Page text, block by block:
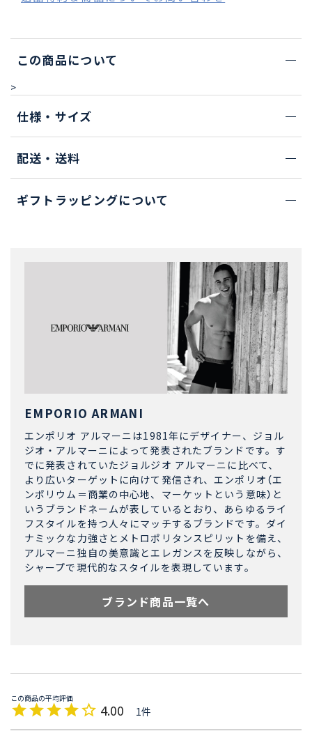
この商品について
>
仕様・サイズ
配送・送料
ギフトラッピングについて
EMPORIO ARMANI
エンポリオ アルマーニは1981年にデザイナー、ジョル
ジオ・アルマーニによって発表されたブランドです。す
でに発表されていたジョルジオ アルマーニに比べて、
より広いターゲットに向けて発信され、エンポリオ（エ
ンポリウム＝商業の中心地、マーケットという意味）と
いうブランドネームが表しているとおり、あらゆるライ
フスタイルを持つ人々にマッチするブランドです。ダイ
ナミックな力強さとメトロポリタンスピリットを備え、
アルマーニ独自の美意識とエレガンスを反映しながら、
シャープで現代的なスタイルを表現しています。
ブランド商品一覧へ
4.00 1